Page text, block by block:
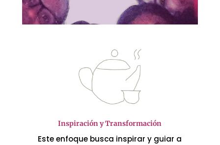
Inspiración y Transformación
Este enfoque busca inspirar y guiar a